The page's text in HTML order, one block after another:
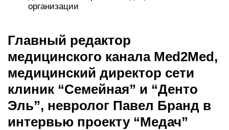
организации
Главный редактор
медицинского канала Med2Med,
медицинский директор сети
клиник “Семейная” и “Денто
Эль”, невролог Павел Бранд в
интервью проекту “Медач”